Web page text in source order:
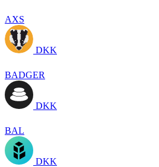
AXS
DKK
BADGER
DKK
BAL
DKK